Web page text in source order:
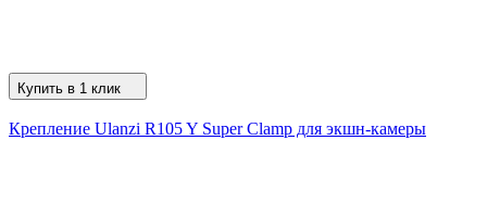
Купить в 1 клик
Крепление Ulanzi R105 Y Super Clamp для экшн-камеры